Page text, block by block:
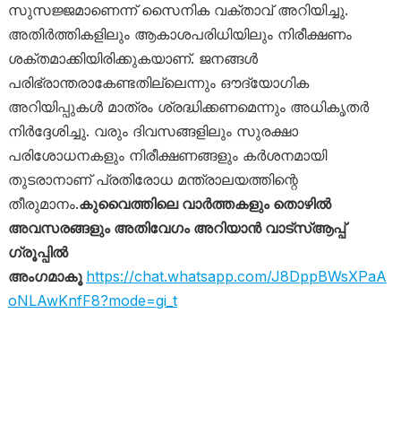
സുസജ്ജമാണെന്ന് സൈനിക വക്താവ് അറിയിച്ചു.
അതിർത്തികളിലും ആകാശപരിധിയിലും നിരീക്ഷണം
ശക്തമാക്കിയിരിക്കുകയാണ്. ജനങ്ങൾ
പരിഭ്രാന്തരാകേണ്ടതില്ലെന്നും ഔദ്യോഗിക
അറിയിപ്പുകൾ മാത്രം ശ്രദ്ധിക്കണമെന്നും അധികൃതർ
നിർദ്ദേശിച്ചു. വരും ദിവസങ്ങളിലും സുരക്ഷാ
പരിശോധനകളും നിരീക്ഷണങ്ങളും കർശനമായി
തുടരാനാണ് പ്രതിരോധ മന്ത്രാലയത്തിന്റെ
തീരുമാനം.കുവൈത്തിലെ വാർത്തകളും തൊഴിൽ
അവസരങ്ങളും അതിവേഗം അറിയാൻ വാട്സ്ആപ്പ്
ഗ്രൂപ്പിൽ
അംഗമാകൂ https://chat.whatsapp.com/J8DppBWsXPaA
oNLAwKnfF8?mode=gi_t